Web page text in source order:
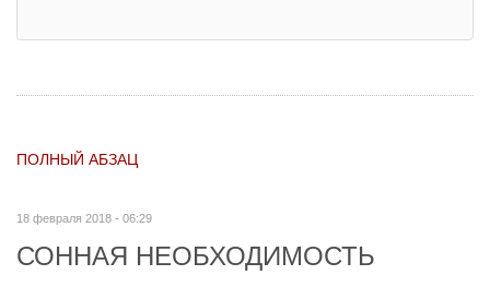
ПОЛНЫЙ АБЗАЦ
18 февраля 2018 - 06:29
СОННАЯ НЕОБХОДИМОСТЬ